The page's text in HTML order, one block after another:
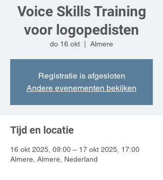
Voice Skills Training
voor logopedisten
do 16 okt Almere
Registratie is afgesloten
Andere evenementen bekijken
Tijd en locatie
16 okt 2025, 09:00 – 17 okt 2025, 17:00
Almere, Almere, Nederland